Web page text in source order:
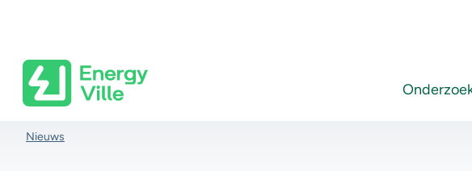
Kruimelpad
Nieuws